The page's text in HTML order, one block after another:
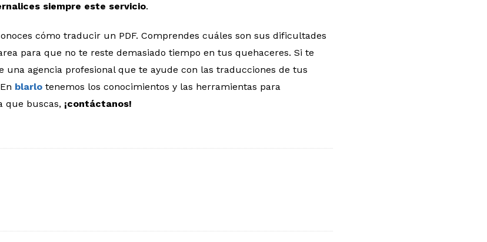
siempre este servicio.
cómo traducir un PDF. Comprendes cuáles son sus dificultades
para que no te reste demasiado tiempo en tus quehaceres. Si te
una agencia profesional que te ayude con las traducciones de tus
blarlo tenemos los conocimientos y las herramientas para
que buscas, ¡contáctanos!